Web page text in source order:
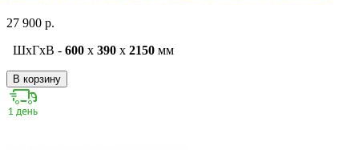
27 900 р.
ШxГxВ - 600 x 390 x 2150 мм
В корзину